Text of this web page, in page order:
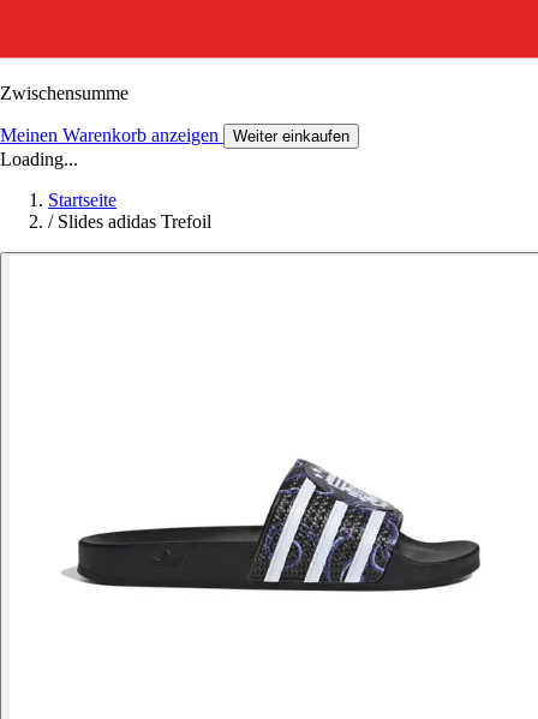
Zwischensumme
Meinen Warenkorb anzeigen Weiter einkaufen
Loading...
Startseite
/ Slides adidas Trefoil